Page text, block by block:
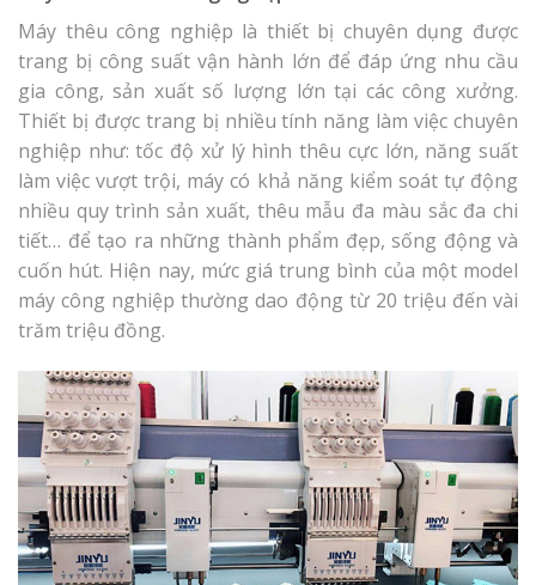
Máy thêu công nghiệp là thiết bị chuyên dụng được
trang bị công suất vận hành lớn để đáp ứng nhu cầu
gia công, sản xuất số lượng lớn tại các công xưởng.
Thiết bị được trang bị nhiều tính năng làm việc chuyên
nghiệp như: tốc độ xử lý hình thêu cực lớn, năng suất
làm việc vượt trội, máy có khả năng kiểm soát tự động
nhiều quy trình sản xuất, thêu mẫu đa màu sắc đa chi
tiết… để tạo ra những thành phẩm đẹp, sống động và
cuốn hút. Hiện nay, mức giá trung bình của một model
máy công nghiệp thường dao động từ 20 triệu đến vài
trăm triệu đồng.